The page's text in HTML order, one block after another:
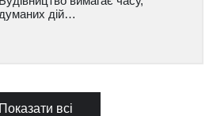
дій…
Показати всі